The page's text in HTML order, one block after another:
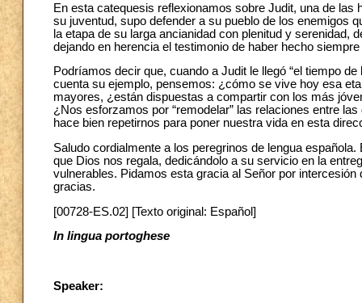
En esta catequesis reflexionamos sobre Judit, una de las
su juventud, supo defender a su pueblo de los enemigos
la etapa de su larga ancianidad con plenitud y serenidad,
dejando en herencia el testimonio de haber hecho siempre
Podríamos decir que, cuando a Judit le llegó “el tiempo
cuenta su ejemplo, pensemos: ¿cómo se vive hoy esa
mayores, ¿están dispuestas a compartir con los más
¿Nos esforzamos por “remodelar” las relaciones entre
hace bien repetirnos para poner nuestra vida en esta
Saludo cordialmente a los peregrinos de lengua
que Dios nos regala, dedicándolo a su servicio en la
vulnerables. Pidamos esta gracia al Señor por
gracias.
[00728-ES.02] [Texto original: Español]
In lingua portoghese
Speaker: